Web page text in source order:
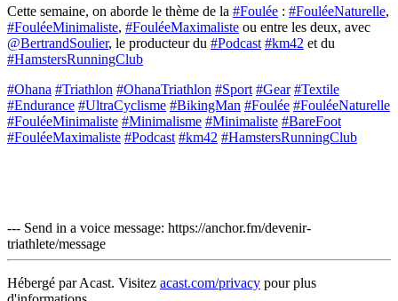
Cette semaine, on aborde le thème de la #Foulée : #FouléeNaturelle,
#FouléeMinimaliste, #FouléeMaximaliste ou entre les deux, avec
@BertrandSoulier, le producteur du #Podcast #km42 et du
#HamstersRunningClub
#Ohana #Triathlon #OhanaTriathlon #Sport #Gear #Textile
#Endurance #UltraCyclisme #BikingMan #Foulée #FouléeNaturelle
#FouléeMinimaliste #Minimalisme #Minimaliste #BareFoot
#FouléeMaximaliste #Podcast #km42 #HamstersRunningClub
--- Send in a voice message: https://anchor.fm/devenir-
triathlete/message
Hébergé par Acast. Visitez acast.com/privacy pour plus